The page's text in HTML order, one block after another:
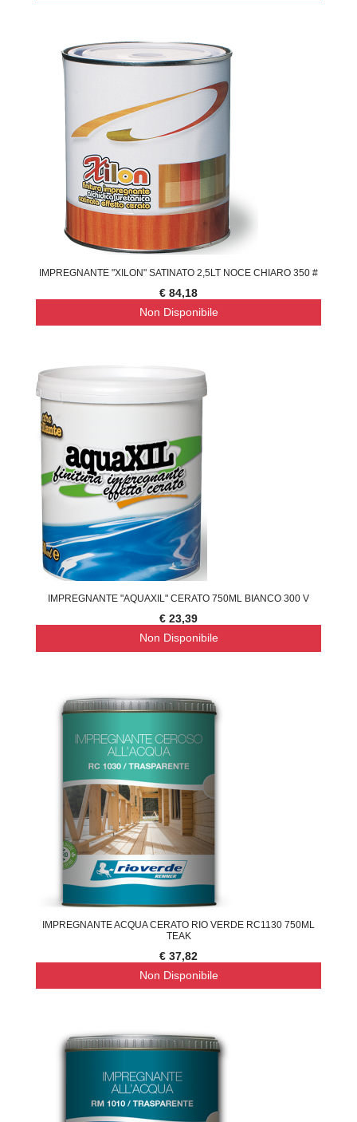
IMPREGNANTE "XILON" SATINATO 2,5LT NOCE CHIARO 350 #
€ 84,18
Non Disponibile
IMPREGNANTE "AQUAXIL" CERATO 750ML BIANCO 300 V
€ 23,39
Non Disponibile
IMPREGNANTE ACQUA CERATO RIO VERDE RC1130 750ML
TEAK
€ 37,82
Non Disponibile